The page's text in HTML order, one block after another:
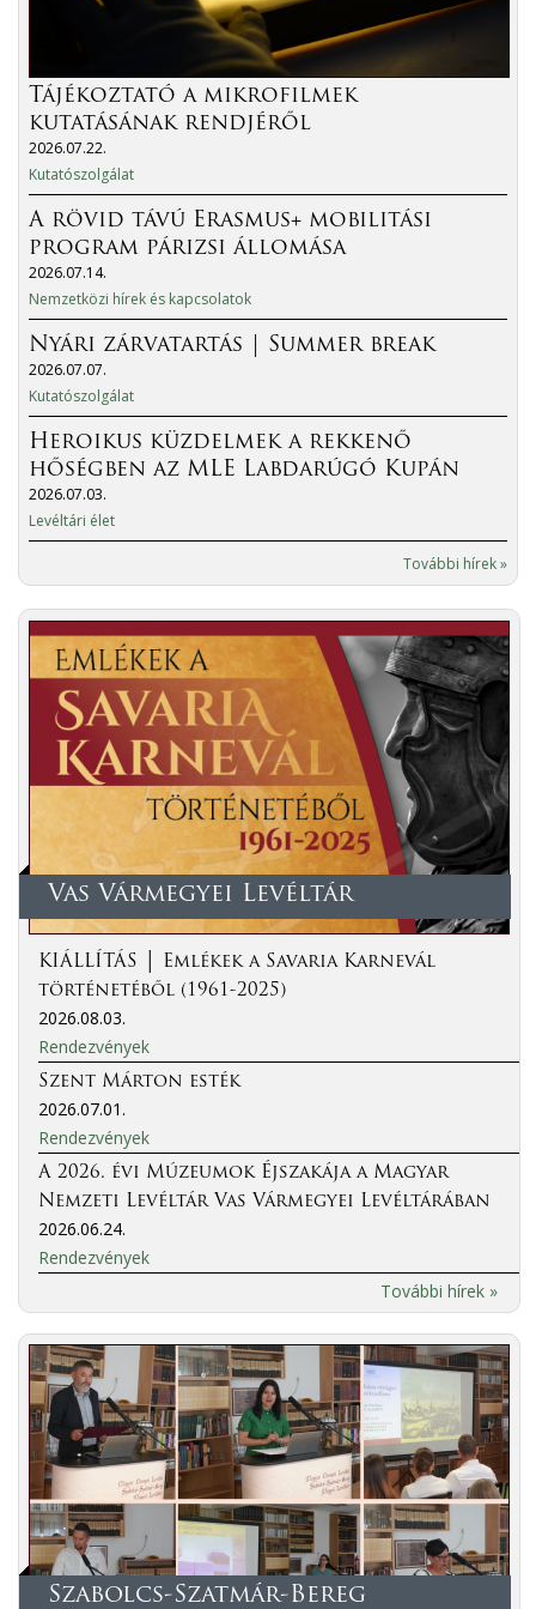
Tájékoztató a mikrofilmek
kutatásának rendjéről
2026.07.22.
Kutatószolgálat
A rövid távú Erasmus+ mobilitási
program párizsi állomása
2026.07.14.
Nemzetközi hírek és kapcsolatok
Nyári zárvatartás | Summer break
2026.07.07.
Kutatószolgálat
Heroikus küzdelmek a rekkenő
hőségben az MLE Labdarúgó Kupán
2026.07.03.
Levéltári élet
További hírek »
Vas Vármegyei Levéltár
KIÁLLÍTÁS │ Emlékek a Savaria Karnevál
történetéből (1961-2025)
2026.08.03.
Rendezvények
Szent Márton esték
2026.07.01.
Rendezvények
A 2026. évi Múzeumok Éjszakája a Magyar
Nemzeti Levéltár Vas Vármegyei Levéltárában
2026.06.24.
Rendezvények
További hírek »
Szabolcs-Szatmár-Bereg